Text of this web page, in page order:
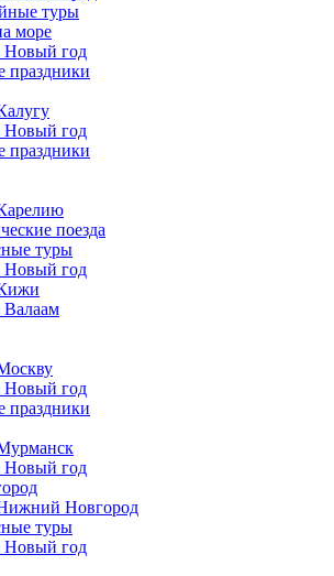
туры
море
Новый год
праздники
Новый год
праздники
поезда
туры
Новый год
Новый год
праздники
Новый год
Новгород
туры
Новый год